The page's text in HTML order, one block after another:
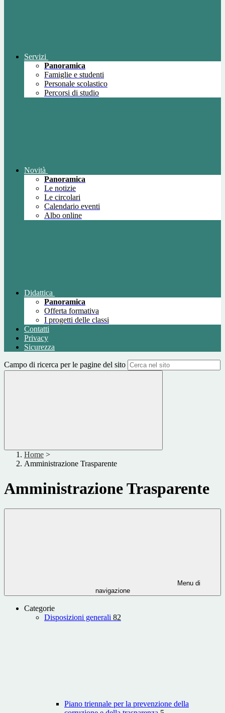
Servizi
Panoramica
Famiglie e studenti
Personale scolastico
Percorsi di studio
Novità
Panoramica
Le notizie
Le circolari
Calendario eventi
Albo online
Didattica
Panoramica
Offerta formativa
I progetti delle classi
Contatti
Privacy
Sicurezza
Campo di ricerca per le pagine del sito
Home >
Amministrazione Trasparente
Amministrazione Trasparente
Menu di
navigazione
Categorie
Disposizioni generali 82
Piano triennale per la prevenzione della